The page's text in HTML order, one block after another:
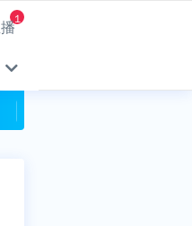
1
對台無直接影響